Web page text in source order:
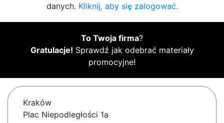
danych. Kliknij, aby się zalogować.
To Twoja firma?
Gratulacje! Sprawdź jak odebrać materiały
promocyjne!
Kraków
Plac Niepodległości 1a